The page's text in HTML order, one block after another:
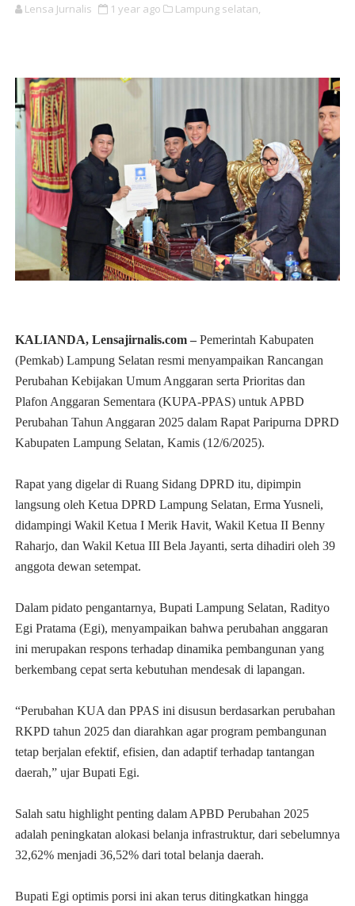
Lensa Jurnalis 1 year ago Lampung selatan,
KALIANDA, Lensajirnalis.com –Pemerintah Kabupaten
(Pemkab) Lampung Selatan resmi menyampaikan Rancangan
Perubahan Kebijakan Umum Anggaran serta Prioritas dan
Plafon Anggaran Sementara (KUPA-PPAS) untuk APBD
Perubahan Tahun Anggaran 2025 dalam Rapat Paripurna DPRD
Kabupaten Lampung Selatan, Kamis (12/6/2025).
Rapat yang digelar di Ruang Sidang DPRD itu, dipimpin
langsung oleh Ketua DPRD Lampung Selatan, Erma Yusneli,
didampingi Wakil Ketua I Merik Havit, Wakil Ketua II Benny
Raharjo, dan Wakil Ketua III Bela Jayanti, serta dihadiri oleh 39
anggota dewan setempat.
Dalam pidato pengantarnya, Bupati Lampung Selatan, Radityo
Egi Pratama (Egi), menyampaikan bahwa perubahan anggaran
ini merupakan respons terhadap dinamika pembangunan yang
berkembang cepat serta kebutuhan mendesak di lapangan.
“Perubahan KUA dan PPAS ini disusun berdasarkan perubahan
RKPD tahun 2025 dan diarahkan agar program pembangunan
tetap berjalan efektif, efisien, dan adaptif terhadap tantangan
daerah,” ujar Bupati Egi.
Salah satu highlight penting dalam APBD Perubahan 2025
adalah peningkatan alokasi belanja infrastruktur, dari sebelumnya
32,62% menjadi 36,52% dari total belanja daerah.
Bupati Egi optimis porsi ini akan terus ditingkatkan hingga